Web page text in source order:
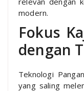
modern.
Fokus
dengan
Teknologi
yang saling